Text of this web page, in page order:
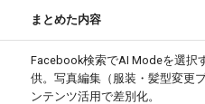
まとめた内容
Facebook検索でAI Modeを選択
供。写真編集（服装・髪型変更
ンテンツ活用で差別化。